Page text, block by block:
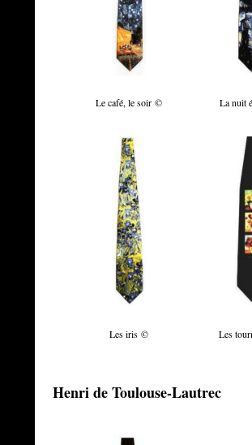
Le café, le soir © La nuit
Les iris © Les
Henri de Toulouse-Lautrec